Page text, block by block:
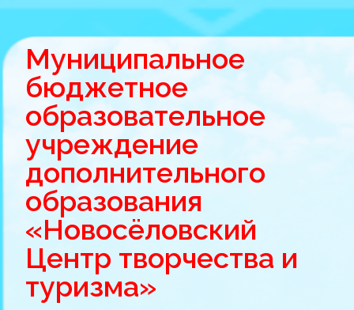
Муниципальное
бюджетное
образовательное
учреждение
дополнительного
образования
«Новосёловский
Центр творчества и
туризма»